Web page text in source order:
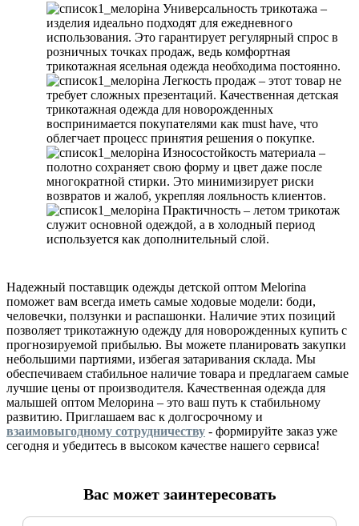
Универсальность трикотажа –
изделия идеально подходят для ежедневного
использования. Это гарантирует регулярный спрос в
розничных точках продаж, ведь комфортная
трикотажная ясельная одежда необходима постоянно.
Легкость продаж – этот товар не
требует сложных презентаций. Качественная детская
трикотажная одежда для новорожденных
воспринимается покупателями как must have, что
облегчает процесс принятия решения о покупке.
Износостойкость материала –
полотно сохраняет свою форму и цвет даже после
многократной стирки. Это минимизирует риски
возвратов и жалоб, укрепляя лояльность клиентов.
Практичность – летом трикотаж
служит основной одеждой, а в холодный период
используется как дополнительный слой.
Надежный поставщик одежды детской оптом Melorina
поможет вам всегда иметь самые ходовые модели: боди,
человечки, ползунки и распашонки. Наличие этих позиций
позволяет трикотажную одежду для новорожденных купить с
прогнозируемой прибылью. Вы можете планировать закупки
небольшими партиями, избегая затаривания склада. Мы
обеспечиваем стабильное наличие товара и предлагаем самые
лучшие цены от производителя. Качественная одежда для
малышей оптом Мелорина – это ваш путь к стабильному
развитию. Приглашаем вас к долгосрочному и
взаимовыгодному сотрудничеству - формируйте заказ уже
сегодня и убедитесь в высоком качестве нашего сервиса!
Вас может заинтересовать